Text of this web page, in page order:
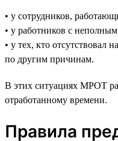
• у сотрудников,
• у работников с
• у тех, кто отсутствовал
по другим причинам.
В этих ситуациях МРОТ
отработанному времени.
Правила